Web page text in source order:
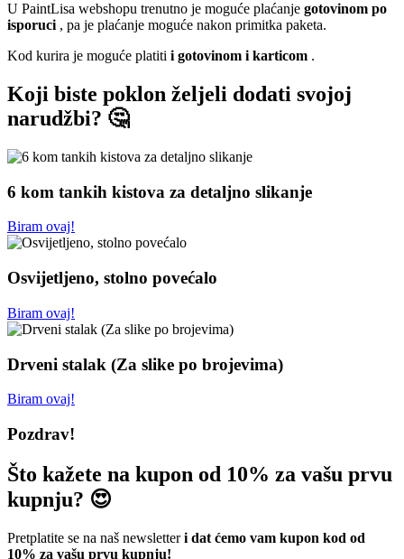
U PaintLisa webshopu trenutno je moguće plaćanje gotovinom po
isporuci , pa je plaćanje moguće nakon primitka paketa.
Kod kurira je moguće platiti i gotovinom i karticom .
Koji biste poklon željeli dodati svojoj
narudžbi? 🤔
6 kom tankih kistova za detaljno slikanje
Biram ovaj!
Osvijetljeno, stolno povećalo
Biram ovaj!
Drveni stalak (Za slike po brojevima)
Biram ovaj!
Pozdrav!
Što kažete na kupon od 10% za vašu prvu
kupnju? 😍
Pretplatite se na naš newsletteri dat ćemo vam kupon kod od
10% za vašu prvu kupnju!